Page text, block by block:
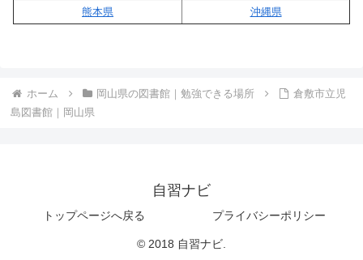
熊本県
沖縄県
ホーム 岡山県の図書館｜勉強できる場所
倉敷市立児
島図書館｜岡山県
自習ナビ
トップページへ戻る プライバシーポリシー
© 2018 自習ナビ.